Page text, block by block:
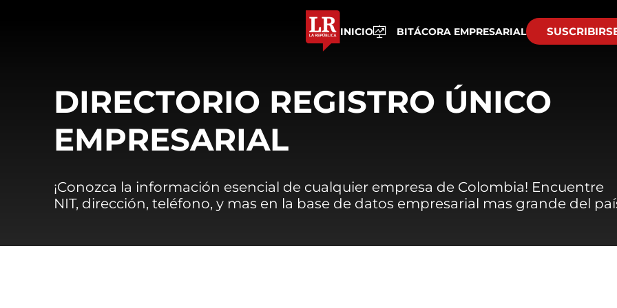
INICIO BITÁCORA EMPRESARIAL
DIRECTORIO REGISTRO ÚNICO
EMPRESARIAL
¡Conozca la información esencial de cualquier empresa de Colombia! Encuentre
NIT, dirección, teléfono, y mas en la base de datos empresarial mas grande del